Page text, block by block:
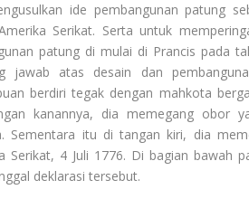
ide pembangunan patung
Serikat. Serta untuk
patung di mulai di Prancis pada
jawab atas desain dan
berdiri tegak dengan mahkota
kanannya, dia memegang obor
Sementara itu di tangan kiri, dia
Serikat, 4 Juli 1776. Di bagian bawah
deklarasi tersebut.